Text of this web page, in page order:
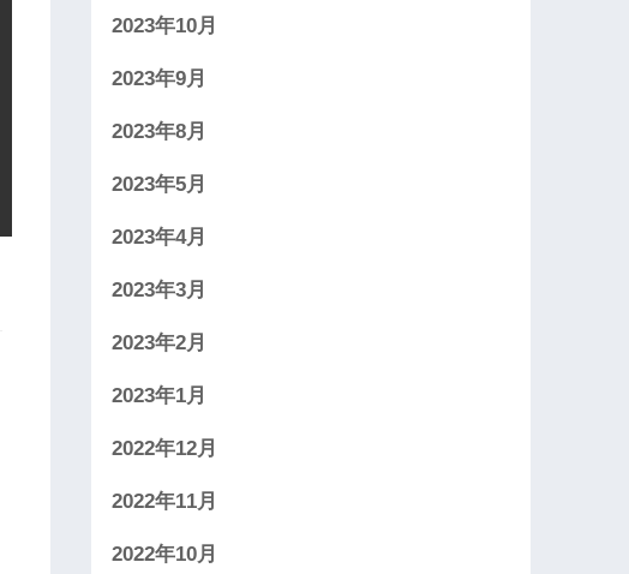
2023年10月
2023年9月
2023年8月
2023年5月
2023年4月
2023年3月
2023年2月
2023年1月
2022年12月
2022年11月
2022年10月